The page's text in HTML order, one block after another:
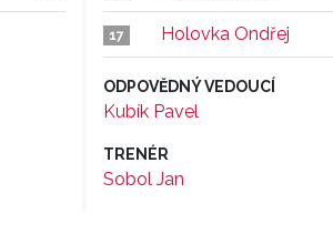
17 Holovka Ondřej
ODPOVĚDNÝ VEDOUCÍ
Kubík Pavel
TRENÉR
Sobol Jan